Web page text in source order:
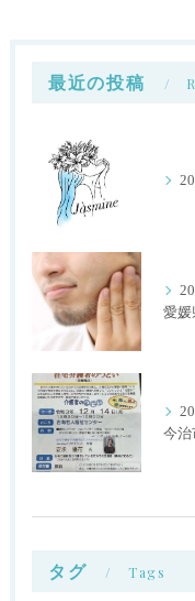
最近の投稿
愛媛
今
タグ Tags